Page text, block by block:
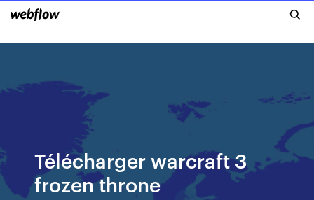
Télécharger warcraft 3
frozen throne